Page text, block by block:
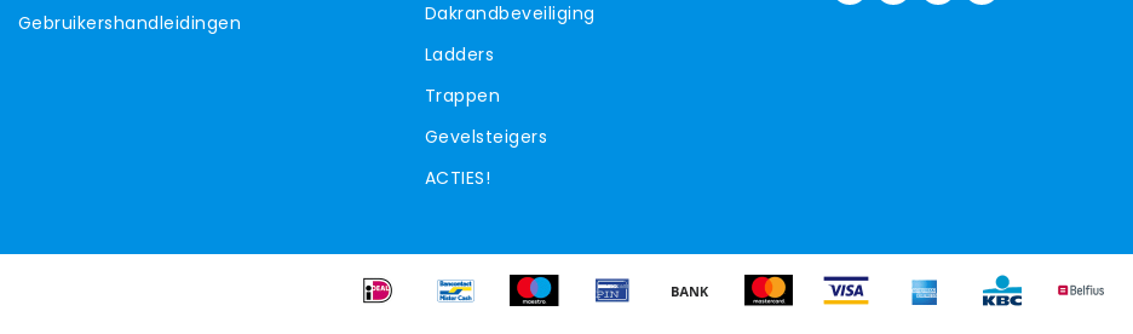
Gebruikershandleidingen
Dakrandbeveiliging
Ladders
Trappen
Gevelsteigers
ACTIES!